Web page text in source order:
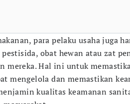
para pelaku usaha juga
obat hewan atau zat
mereka. Hal ini untuk
mengelola dan memastikan
kualitas keamanan